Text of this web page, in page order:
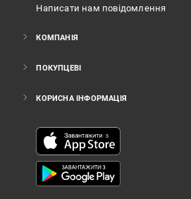
Написати нам повідомлення
КОМПАНІЯ
ПОКУПЦЕВІ
КОРИСНА ІНФОРМАЦІЯ